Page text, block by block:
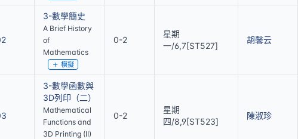
3-數學簡史
A Brief History
of
Mathematics
模擬
0-2
星期
一/6,7[ST527]
胡馨云
3-數學函數與
3D列印（二）
Mathematical
Functions and
3D Printing (II)
0-2
星期
四/8,9[ST523]
陳淑珍